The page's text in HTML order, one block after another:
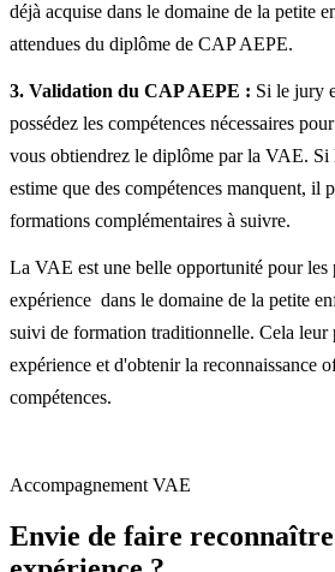
déjà acquise dans le domaine de la petite
attendues du diplôme de CAP AEPE.
3. Validation du CAP AEPE : Si le jury
possédez les compétences nécessaires
vous obtiendrez le diplôme par la VAE. Si
estime que des compétences manquent, il
formations complémentaires à suivre.
La VAE est une belle opportunité pour les
expérience dans le domaine de la petite
suivi de formation traditionnelle. Cela leur
expérience et d'obtenir la reconnaissance
compétences.
Accompagnement VAE
Envie de faire